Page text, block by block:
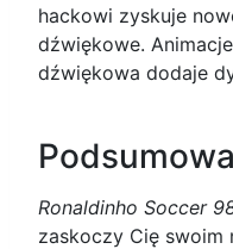
hackowi zyskuje
dźwiękowe.
dźwiękowa dodaje
Ronaldinho Soccer
zaskoczy Cię swoim